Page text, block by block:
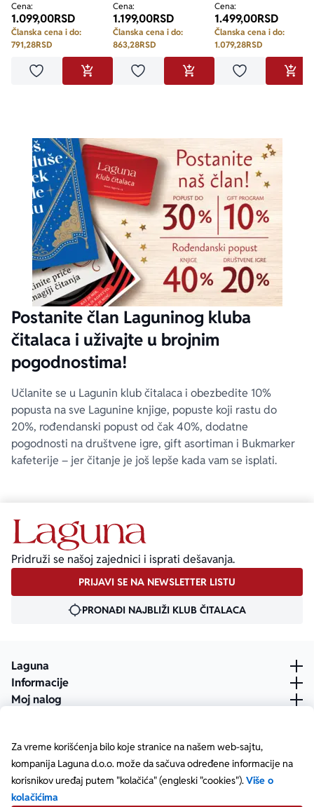
Za vreme korišćenja bilo koje stranice na našem web-sajtu,
kompanija Laguna d.o.o. može da sačuva određene informacije na
korisnikov uređaj putem "kolačića" (engleski "cookies").Više o
kolačićima
Cena:
1.099,00RSD
Članska cena i do:
791,28RSD
Dodaj u omiljeneDODAJ U KORPU
Cena:
1.199,00RSD
Članska cena i do:
863,28RSD
Dodaj u omiljeneDODAJ U KORPU
Cena:
1.499,00RSD
Članska cena i do:
1.079,28RSD
Dodaj u
Postanite član Laguninog kluba
čitalaca i uživajte u brojnim
pogodnostima!
Učlanite se u Lagunin klub čitalaca i obezbedite 10%
popusta na sve Lagunine knjige, popuste koji rastu do
20%, rođendanski popust od čak 40%, dodatne
pogodnosti na društvene igre, gift asortiman i Bukmarker
kafeterije – jer čitanje je još lepše kada vam se isplati.
Pridruži se našoj zajednici i isprati dešavanja.
PRIJAVI SE NA NEWSLETTER LISTU
PRONAĐI NAJBLIŽI KLUB ČITALACA
Laguna
Informacije
Moj nalog